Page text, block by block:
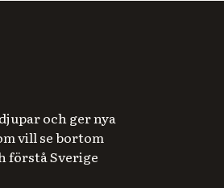
och ger nya
vill se bortom
förstå Sverige